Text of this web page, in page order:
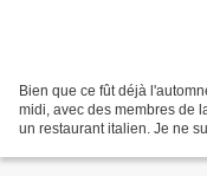
Bien que ce fût déjà
midi, avec des membres de
un restaurant italien. Je ne